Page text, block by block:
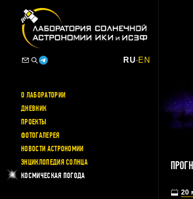
RU-EN
О ЛАБОРАТОРИИ
ДНЕВНИК
ПРОЕКТЫ
ФОТОГАЛЕРЕЯ
НОВОСТИ АСТРОНОМИИ
ЭНЦИКЛОПЕДИЯ СОЛНЦА
КОСМИЧЕСКАЯ ПОГОДА
20